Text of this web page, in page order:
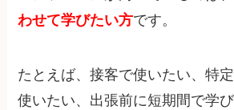
わせて学びたい方です。
たとえば、接客で使いたい、特
使いたい、出張前に短期間で学